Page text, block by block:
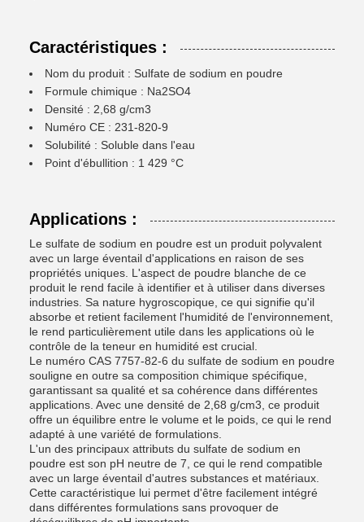
Caractéristiques :
Nom du produit : Sulfate de sodium en poudre
Formule chimique : Na2SO4
Densité : 2,68 g/cm3
Numéro CE : 231-820-9
Solubilité : Soluble dans l'eau
Point d'ébullition : 1 429 °C
Applications :
Le sulfate de sodium en poudre est un produit polyvalent
avec un large éventail d'applications en raison de ses
propriétés uniques. L'aspect de poudre blanche de ce
produit le rend facile à identifier et à utiliser dans diverses
industries. Sa nature hygroscopique, ce qui signifie qu'il
absorbe et retient facilement l'humidité de l'environnement,
le rend particulièrement utile dans les applications où le
contrôle de la teneur en humidité est crucial.
Le numéro CAS 7757-82-6 du sulfate de sodium en poudre
souligne en outre sa composition chimique spécifique,
garantissant sa qualité et sa cohérence dans différentes
applications. Avec une densité de 2,68 g/cm3, ce produit
offre un équilibre entre le volume et le poids, ce qui le rend
adapté à une variété de formulations.
L'un des principaux attributs du sulfate de sodium en
poudre est son pH neutre de 7, ce qui le rend compatible
avec un large éventail d'autres substances et matériaux.
Cette caractéristique lui permet d'être facilement intégré
dans différentes formulations sans provoquer de